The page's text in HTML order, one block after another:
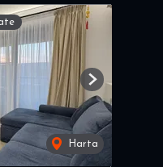
Harta
Next